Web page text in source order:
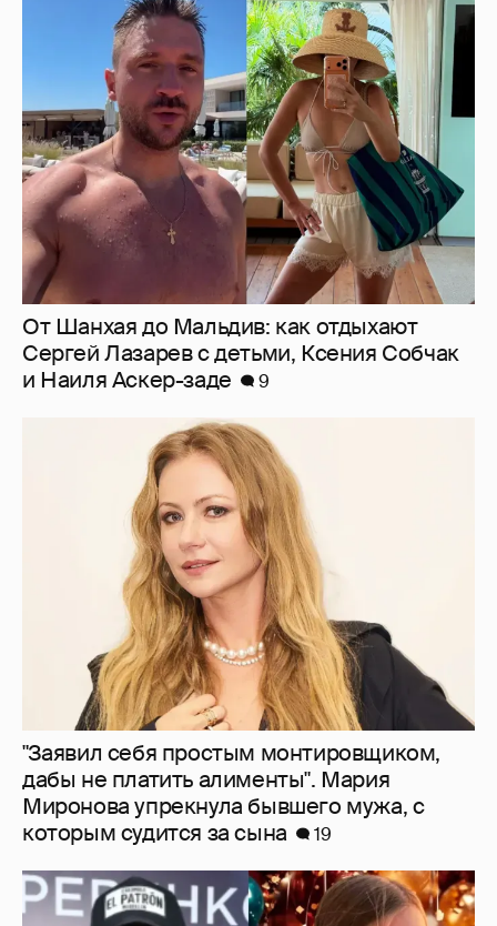
От Шанхая до Мальдив: как отдыхают
Сергей Лазарев с детьми, Ксения Собчак
и Наиля Аскер-заде
9
"Заявил себя простым монтировщиком,
дабы не платить алименты". Мария
Миронова упрекнула бывшего мужа, с
которым судится за сына
19